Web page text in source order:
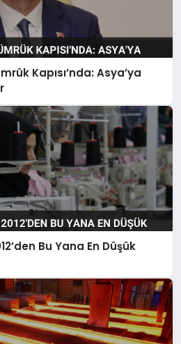
Kapısı’nda: Asya’ya
Bu Yana En Düşük